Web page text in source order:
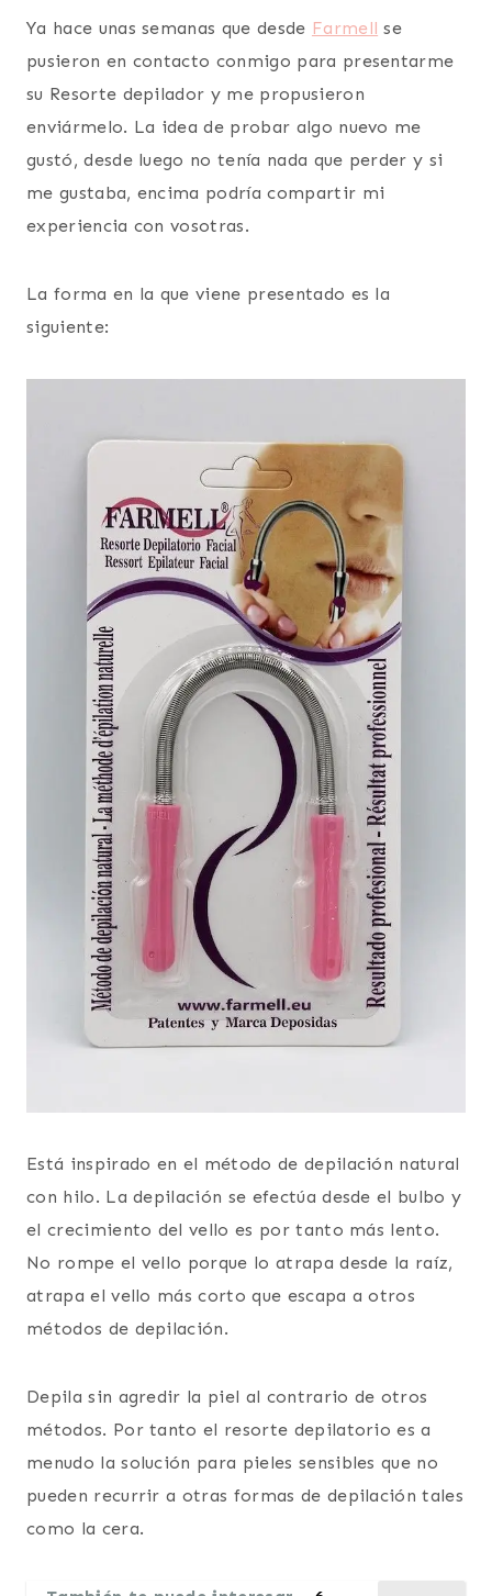
Ya hace unas semanas que desde Farmell se
pusieron en contacto conmigo para presentarme
su Resorte depilador y me propusieron
enviármelo. La idea de probar algo nuevo me
gustó, desde luego no tenía nada que perder y si
me gustaba, encima podría compartir mi
experiencia con vosotras.
La forma en la que viene presentado es la
siguiente:
Está inspirado en el método de depilación natural
con hilo. La depilación se efectúa desde el bulbo y
el crecimiento del vello es por tanto más lento.
No rompe el vello porque lo atrapa desde la raíz,
atrapa el vello más corto que escapa a otros
métodos de depilación.
Depila sin agredir la piel al contrario de otros
métodos. Por tanto el resorte depilatorio es a
menudo la solución para pieles sensibles que no
pueden recurrir a otras formas de depilación tales
como la cera.